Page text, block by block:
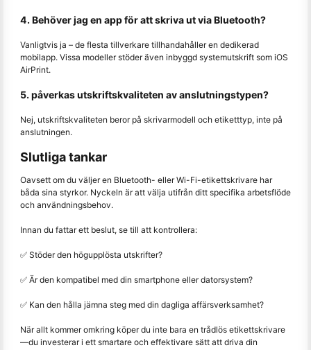
4. Behöver jag en app för att skriva ut via Bluetooth?
Vanligtvis ja – de flesta tillverkare tillhandahåller en dedikerad
mobilapp. Vissa modeller stöder även inbyggd systemutskrift som iOS
AirPrint.
5. påverkas utskriftskvaliteten av anslutningstypen?
Nej, utskriftskvaliteten beror på skrivarmodell och etiketttyp, inte på
anslutningen.
Slutliga tankar
Oavsett om du väljer en Bluetooth- eller Wi-Fi-etikettskrivare har
båda sina styrkor. Nyckeln är att välja utifrån ditt specifika arbetsflöde
och användningsbehov.
Innan du fattar ett beslut, se till att kontrollera:
✅ Stöder den högupplösta utskrifter?
✅ Är den kompatibel med din smartphone eller datorsystem?
✅ Kan den hålla jämna steg med din dagliga affärsverksamhet?
När allt kommer omkring köper du inte bara en trådlös etikettskrivare
—du investerar i ett smartare och effektivare sätt att driva din